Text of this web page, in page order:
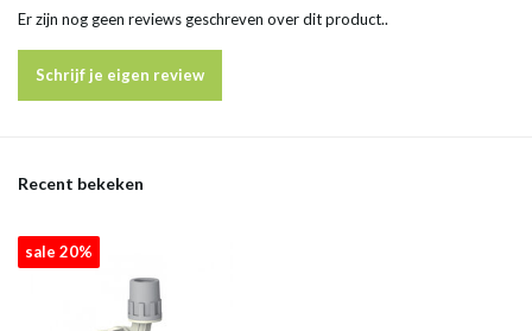
Er zijn nog geen reviews geschreven over dit product..
Schrijf je eigen review
Recent bekeken
sale 20%